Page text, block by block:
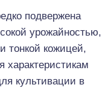
подвержена
урожайностью,
тонкой кожицей,
культивации в